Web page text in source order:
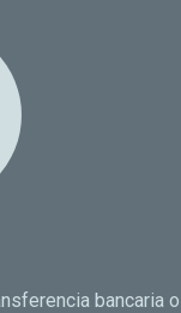
bancaria o